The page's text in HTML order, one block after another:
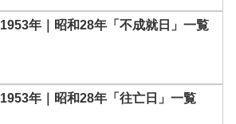
1953年｜昭和28年「不成就日」一覧
1953年｜昭和28年「往亡日」一覧